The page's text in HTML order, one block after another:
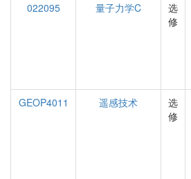
022095
量子力学C
选
修
GEOP4011
遥感技术
选
修